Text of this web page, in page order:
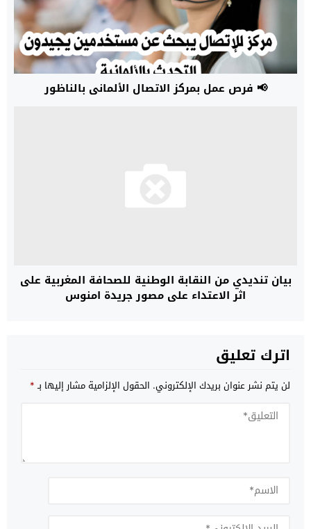
📢 فرص عمل بمركز الاتصال الألماني بالناظور
بيان تنديدي من النقابة الوطنية للصحافة المغربية على
اثر الاعتداء على مصور جريدة امنوس
اترك تعليق
لن يتم نشر عنوان بريدك الإلكتروني. الحقول الإلزامية مشار إليها بـ*